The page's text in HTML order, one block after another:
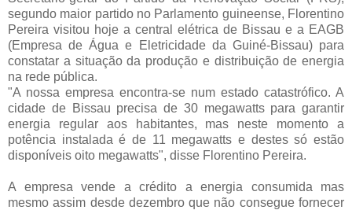
segundo maior partido no Parlamento guineense, Florentino
Pereira visitou hoje a central elétrica de Bissau e a EAGB
(Empresa de Água e Eletricidade da Guiné-Bissau) para
constatar a situação da produção e distribuição de energia
na rede pública.
"A nossa empresa encontra-se num estado catastrófico. A
cidade de Bissau precisa de 30 megawatts para garantir
energia regular aos habitantes, mas neste momento a
potência instalada é de 11 megawatts e destes só estão
disponíveis oito megawatts", disse Florentino Pereira.
A empresa vende a crédito a energia consumida mas
mesmo assim desde dezembro que não consegue fornecer